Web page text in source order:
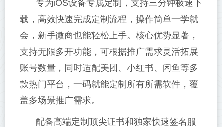
专为iOS设备专属定制，支持三分钟极速下
载，高效快速完成定制流程，操作简单一学就
会，新手微商也能轻松上手。核心优势显著，
支持无限多开功能，可根据推广需求灵活拓展
账号数量，同时适配美团、小红书、闲鱼等多
款热门平台，一码就能定制所有所需软件，覆
盖多场景推广需求。
配备高端定制顶尖证书和独家快速签名服